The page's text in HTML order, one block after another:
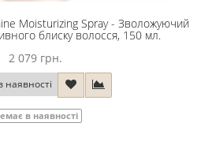
Moisturizing Spray - Зволожуючий
блиску волосся, 150 мл.
2 079 грн.
наявності
в наявності